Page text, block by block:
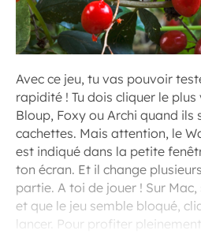
Avec ce jeu, tu vas pouvoir
rapidité ! Tu dois cliquer le
Bloup, Foxy ou Archi quand ils
cachettes. Mais attention, le
est indiqué dans la petite
ton écran. Et il change
partie. A toi de jouer ! Sur
et que le jeu semble bloqué,
lancer. Pour profiter